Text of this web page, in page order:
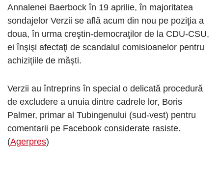
Annalenei Baerbock în 19 aprilie, în majoritatea
sondajelor Verzii se află acum din nou pe poziţia a
doua, în urma creştin-democraţilor de la CDU-CSU,
ei înşişi afectaţi de scandalul comisioanelor pentru
achiziţiile de măşti.
Verzii au întreprins în special o delicată procedură
de excludere a unuia dintre cadrele lor, Boris
Palmer, primar al Tubingenului (sud-vest) pentru
comentarii pe Facebook considerate rasiste.
(Agerpres)